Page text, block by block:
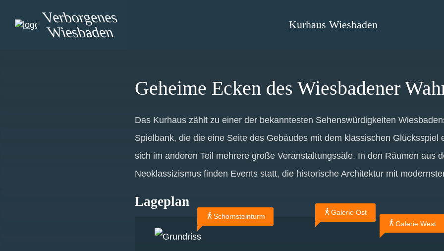
Verborgenes
Wiesbaden
Kurhaus Wiesbaden
Geheime Ecken des Wiesbadener
Das Kurhaus zählt zu einer der bekanntesten Sehenswürdigkeiten
Spielbank, die die eine Seite des Gebäudes mit dem klassischen Glücksspiel
sich im anderen Teil mehrere große Veranstaltungssäle. In den Räumen aus
Neoklassizismus finden Events statt, die historische Architektur mit
Lageplan
Schornsteinturm
Galerie West
Galerie Ost